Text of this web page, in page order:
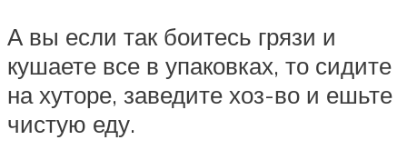
А вы если так боитесь грязи и
кушаете все в упаковках, то сидите
на хуторе, заведите хоз-во и ешьте
чистую еду.